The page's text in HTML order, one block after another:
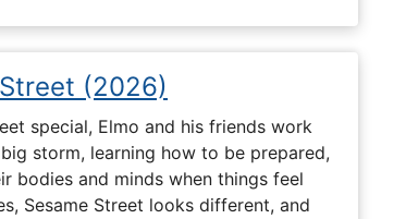
(2026)
special, Elmo and his friends work
storm, learning how to be prepared,
bodies and minds when things feel
Sesame Street looks different, and